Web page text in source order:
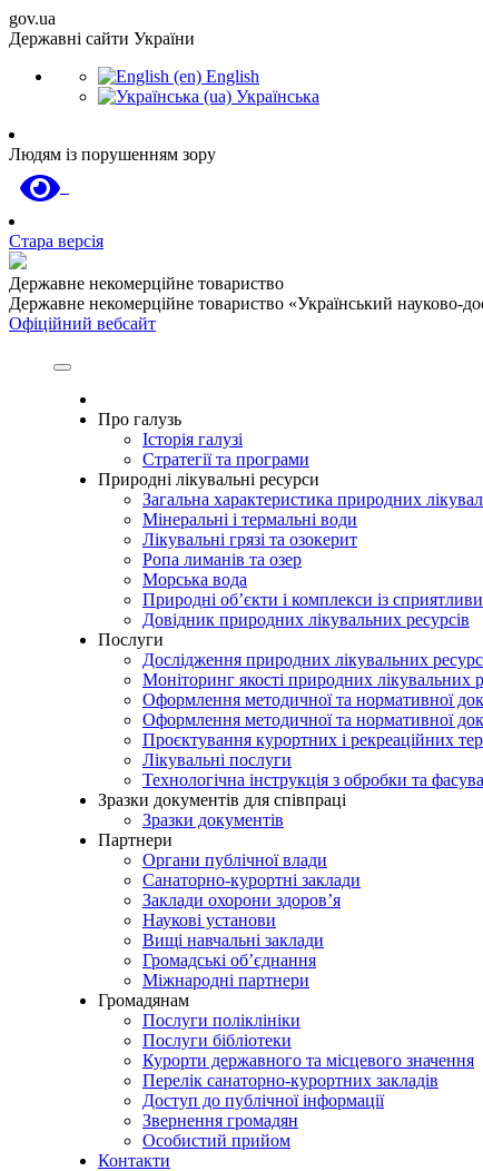
gov.ua
Державні сайти України
English
Українська
Людям із порушенням зору
Стара версія
Державне некомерційне товариство
Державне некомерційне товариство «Український науково-
Офіційний вебсайт
Про галузь
Історія галузі
Стратегії та програми
Природні лікувальні ресурси
Загальна характеристика природних
Мінеральні і термальні води
Лікувальні грязі та озокерит
Ропа лиманів та озер
Морська вода
Природні об’єкти і комплекси із
Довідник природних лікувальних ресурсів
Послуги
Дослідження природних лікувальних
Моніторинг якості природних лікувальних
Оформлення методичної та нормативної
Оформлення методичної та нормативної
Проєктування курортних і рекреаційних
Лікувальні послуги
Технологічна інструкція з обробки та
Зразки документів для співпраці
Зразки документів
Партнери
Органи публічної влади
Санаторно-курортні заклади
Заклади охорони здоров’я
Наукові установи
Вищі навчальні заклади
Громадські об’єднання
Міжнародні партнери
Громадянам
Послуги поліклініки
Послуги бібліотеки
Курорти державного та місцевого значення
Перелік санаторно-курортних закладів
Доступ до публічної інформації
Звернення громадян
Особистий прийом
Контакти